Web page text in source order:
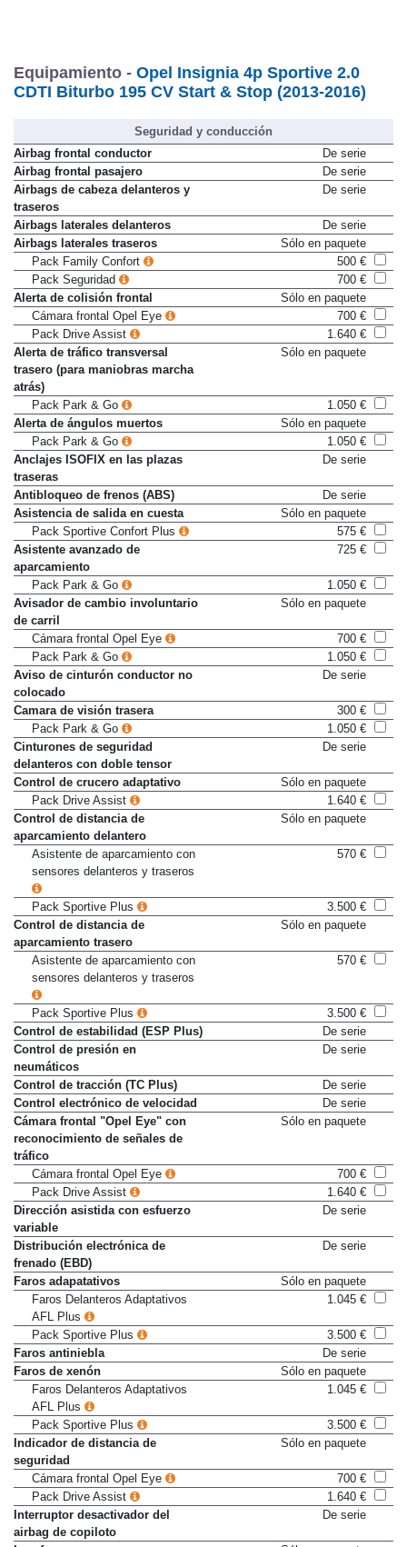
Equipamiento -Opel Insignia 4p Sportive 2.0
CDTI Biturbo 195 CV Start & Stop (2013-2016)
Seguridad y conducción
Airbag frontal conductor
De serie
Airbag frontal pasajero
De serie
Airbags de cabeza delanteros y
traseros
Airbags laterales delanteros
De serie
Airbags laterales traseros
Sólo en paquete
Pack Family Confort
500 €
Pack Seguridad
700 €
Alerta de colisión frontal
Sólo en paquete
Cámara frontal Opel Eye
700 €
Pack Drive Assist
1.640 €
Alerta de tráfico transversal
trasero (para maniobras marcha
atrás)
Pack Park & Go
1.050 €
Alerta de ángulos muertos
Sólo en paquete
Pack Park & Go
1.050 €
Anclajes ISOFIX en las plazas
traseras
Antibloqueo de frenos (ABS)
De serie
Asistencia de salida en cuesta
Sólo en paquete
Pack Sportive Confort Plus
575 €
Asistente avanzado de
aparcamiento
Pack Park & Go
1.050 €
Avisador de cambio involuntario
de carril
Cámara frontal Opel Eye
700 €
Pack Park & Go
1.050 €
Aviso de cinturón conductor no
colocado
Camara de visión trasera
300 €
Pack Park & Go
1.050 €
Cinturones de seguridad
delanteros con doble tensor
Control de crucero adaptativo
Sólo en paquete
Pack Drive Assist
1.640 €
Control de distancia de
aparcamiento delantero
Asistente de aparcamiento con
sensores delanteros y traseros
Pack Sportive Plus
3.500 €
Control de distancia de
aparcamiento trasero
Asistente de aparcamiento con
sensores delanteros y traseros
Pack Sportive Plus
3.500 €
Control de estabilidad (ESP Plus)
De serie
Control de presión en
neumáticos
Control de tracción (TC Plus)
De serie
Control electrónico de velocidad
De serie
Cámara frontal "Opel Eye" con
reconocimiento de señales de
tráfico
Cámara frontal Opel Eye
700 €
Pack Drive Assist
1.640 €
Dirección asistida con esfuerzo
variable
Distribución electrónica de
frenado (EBD)
Faros adapatativos
Sólo en paquete
Faros Delanteros Adaptativos
AFL Plus
Pack Sportive Plus
3.500 €
Faros antiniebla
De serie
Faros de xenón
Sólo en paquete
Faros Delanteros Adaptativos
AFL Plus
Pack Sportive Plus
3.500 €
Indicador de distancia de
seguridad
Cámara frontal Opel Eye
700 €
Pack Drive Assist
1.640 €
Interruptor desactivador del